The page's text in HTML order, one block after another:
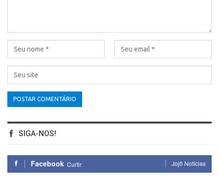
SIGA-NOS!
Facebook Curtir Jojô Notícias